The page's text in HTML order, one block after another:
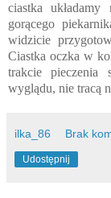
ciastka
gorącego
widzicie
Ciastka oczka w
trakcie pieczenia
wyglądu, nie tracą
ilka_86 Brak
Udostępnij